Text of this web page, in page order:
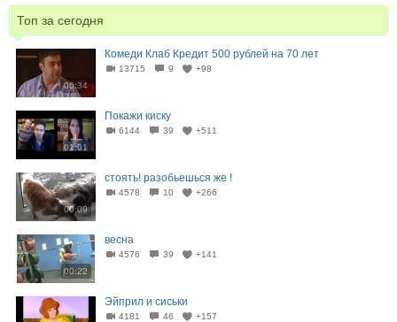
Топ за сегодня
06:34
Комеди Клаб Кредит 500 рублей на 70 лет
13715 9 +98
01:01
Покажи киску
6144 39 +511
00:09
стоять! разобьешься же !
4578 10 +266
00:22
весна
4576 39 +141
Эйприл и сиськи
4181 46 +157